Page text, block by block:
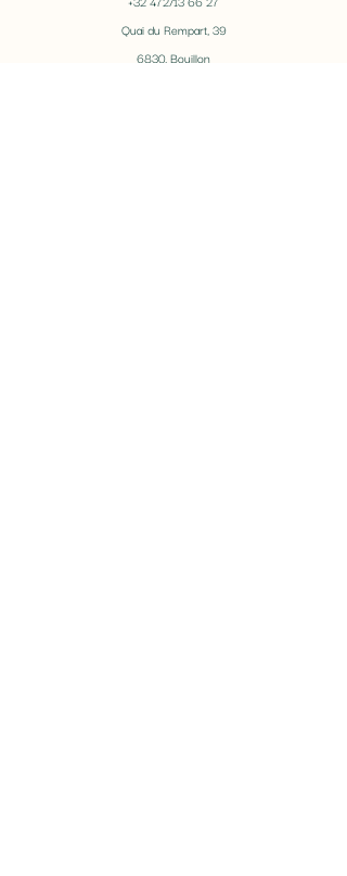
Quai du Rempart, 39
6830, Bouillon